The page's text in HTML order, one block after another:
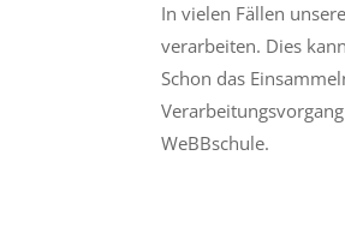
In vielen Fällen
verarbeiten. Dies
Schon das
WeBBschule.